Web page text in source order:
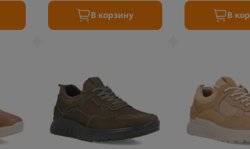
В корзину В